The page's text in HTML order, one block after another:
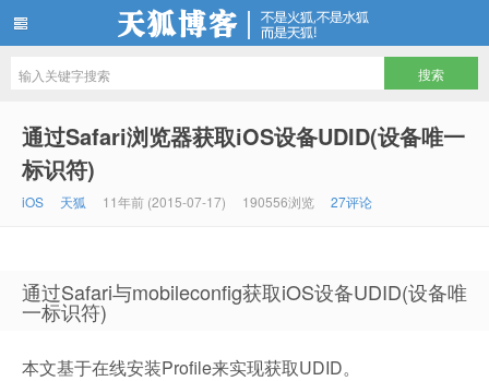
通过Safari浏览器获取iOS设备UDID(设备唯一
标识符)
iOS 天狐 11年前 (2015-07-17) 190556浏览 27评论
通过Safari与mobileconfig获取iOS设备UDID(设备唯
一标识符)
本文基于在线安装Profile来实现获取UDID。